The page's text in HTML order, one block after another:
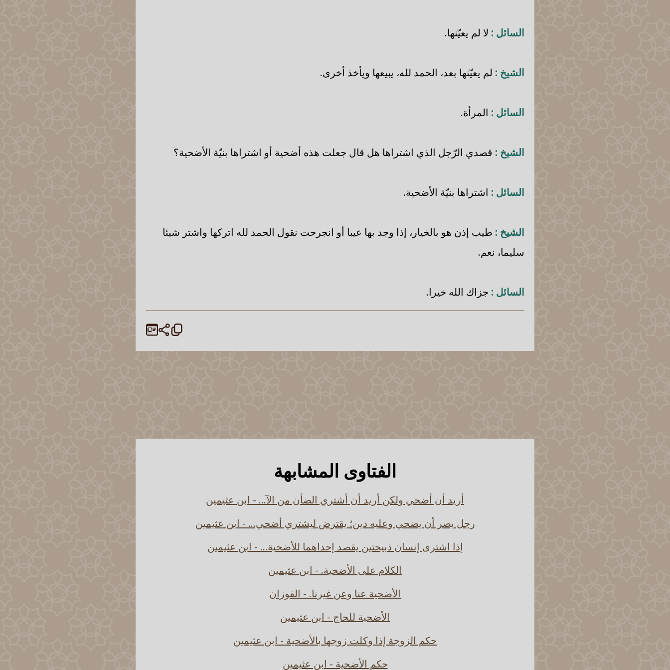
السائل : لا لم يعيّنها.
الشيخ : لم يعيّنها بعد، الحمد لله، يبيعها ويأخذ أخرى.
السائل : المرأة.
الشيخ : قصدي الرّجل الذي اشتراها هل قال جعلت هذه أضحية أو اشتراها بنيّة الأضحية؟
السائل : اشتراها بنيّة الأضحية.
الشيخ : طيب إذن هو بالخيار، إذا وجد بها عيبا أو انجرحت نقول الحمد لله اتركها واشتر شيئا
سليما، نعم.
السائل : جزاك الله خيرا.
الفتاوى المشابهة
أريد أن أضحي ولكن أريد أن أشتري الضأن من الآ... - ابن عثيمين
رجل يصر أن يضحي وعليه دين؛ يقترض ليشتري أضحي... - ابن عثيمين
إذا اشترى إنسان ذبيحتين يقصد إحداهما للأضحية... - ابن عثيمين
الكلام على الأضحية. - ابن عثيمين
الأضحية عنا وعن غيرنا. - الفوزان
الأضحية للحاج - ابن عثيمين
حكم الزوجة إذا وكلت زوجها بالأضحية - ابن عثيمين
حكم الأضحية - ابن عثيمين